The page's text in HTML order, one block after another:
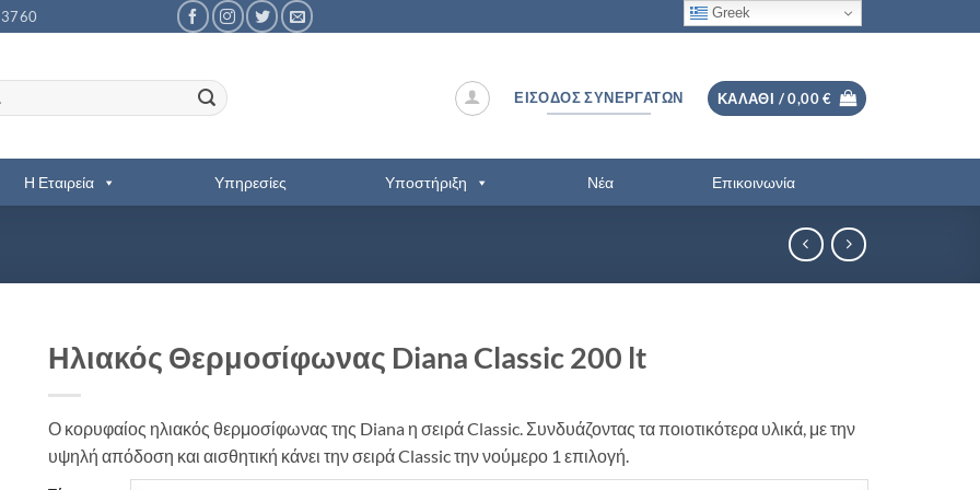
ΕΊΣΟΔΟΣ ΣΥΝΕΡΓΑΤΏΝ ΚΑΛΆΘΙ /0,00€
Η Εταιρεία Υπηρεσίες Υποστήριξη Νέα Επικοινωνία
Ηλιακός Θερμοσίφωνας Diana Classic 200 lt
Ο κορυφαίος ηλιακός θερμοσίφωνας της Diana η σειρά Classic. Συνδυάζοντας τα ποιοτικότερα υλικά, με την
υψηλή απόδοση και αισθητική κάνει την σειρά Classic την νούμερο 1 επιλογή.
Greek